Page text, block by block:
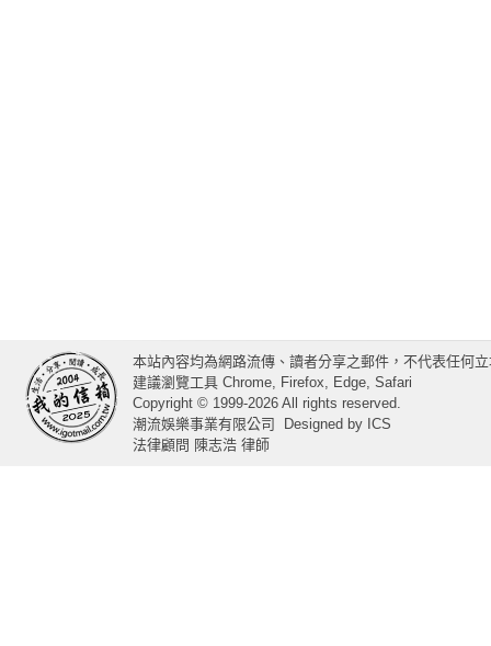
本站內容均為網路流傳、讀者分享之郵件，不代表任何
建議瀏覽工具 Chrome, Firefox, Edge, Safari
Copyright © 1999-2026 All rights reserved.
潮流娛樂事業有限公司
Designed by ICS
法律顧問 陳志浩 律師